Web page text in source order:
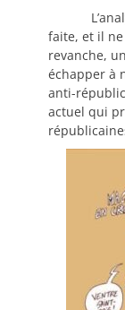
faite, et il ne
revanche,
échapper à
anti-
actuel qui